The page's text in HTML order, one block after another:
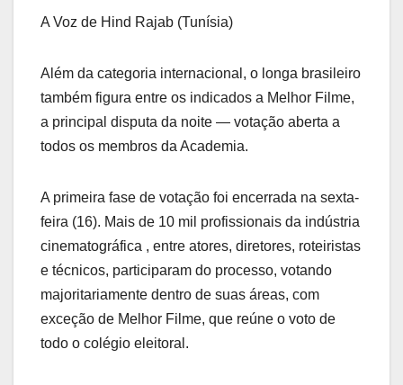
A Voz de Hind Rajab (Tunísia)
Além da categoria internacional, o longa brasileiro
também figura entre os indicados a Melhor Filme,
a principal disputa da noite — votação aberta a
todos os membros da Academia.
A primeira fase de votação foi encerrada na sexta-
feira (16). Mais de 10 mil profissionais da indústria
cinematográfica , entre atores, diretores, roteiristas
e técnicos, participaram do processo, votando
majoritariamente dentro de suas áreas, com
exceção de Melhor Filme, que reúne o voto de
todo o colégio eleitoral.